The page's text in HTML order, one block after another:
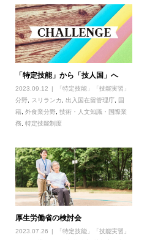
「特定技能」から「技人国」へ
2023.09.12
「特定技能」「技能実習」
分野, スリランカ 出入国在留管理庁,
国
籍
外食業分野, 技術・人文知識・国際業
務
特定技能制度
厚生労働省の検討会
2023.07.26
「特定技能」「技能実習」